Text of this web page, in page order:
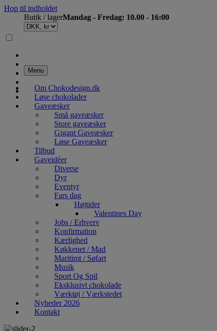
Hop til indholdet
Butik / lagerMandag - Fredag: 10.00 - 16:00
Menu
Om Chokodesign.dk
Løse chokolader
Gaveæsker
Små gaveæsker
Store gaveæsker
Gigant Gaveæsker
Løse Gaveæsker
Tilbud
Gaveidéer
Diverse
Dyr
Eventyr
Fars dag
Højtider
Valentines Day
Jobs / Erhverv
Konfirmation
Kærlighed
Køkkenet / Mad
Maritimt / Søfart
Musik
Sport Og Spil
Eksklusivt chokolade
Værktøj / Værkstedet
Nyheder 2026
Kontakt